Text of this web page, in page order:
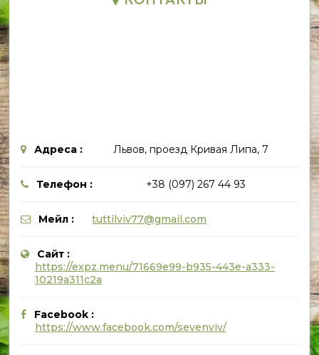
Адреса : Львов, проезд Кривая Липа, 7
Телефон : +38 (097) 267 44 93
Мейл : tuttilviv77@gmail.com
Сайт :
https://expz.menu/71669e99-b935-443e-a333-
10219a311c2a
Facebook :
https://www.facebook.com/sevenviv/